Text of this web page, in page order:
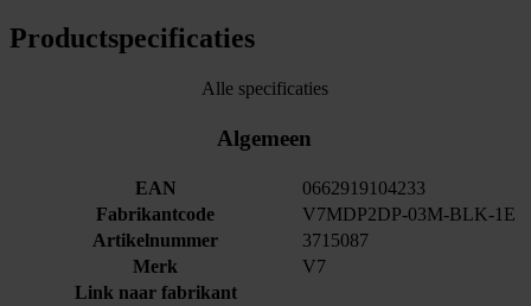
Productspecificaties
Alle specificaties
Algemeen
EAN
0662919104233
Fabrikantcode
V7MDP2DP-03M-BLK-1E
Artikelnummer
3715087
Merk
V7
Link naar fabrikant